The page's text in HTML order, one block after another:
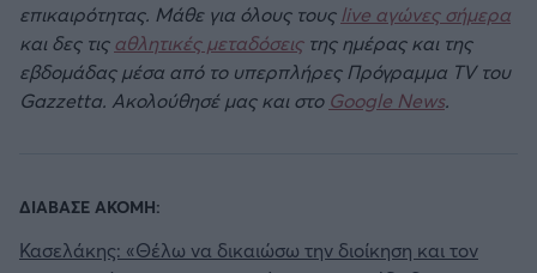
επικαιρότητας. Μάθε για όλους τους live αγώνες σήμερα
και δες τιςαθλητικές μεταδόσειςτης ημέρας και της
εβδομάδας μέσα από το υπερπλήρες Πρόγραμμα TV του
Gazzetta. Ακολούθησέ μας και στο Google News.
ΔΙΑΒΑΣΕ ΑΚΟΜΗ:
Κασελάκης: «Θέλω να δικαιώσω την διοίκηση και τον